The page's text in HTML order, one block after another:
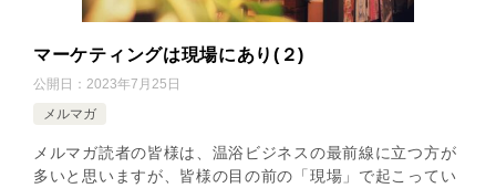
マーケティングは現場にあり(２)
公開日： 2023年7月25日
メルマガ
メルマガ読者の皆様は、温浴ビジネスの最前線に立つ方が
多いと思いますが、皆様の目の前の「現場」で起こってい